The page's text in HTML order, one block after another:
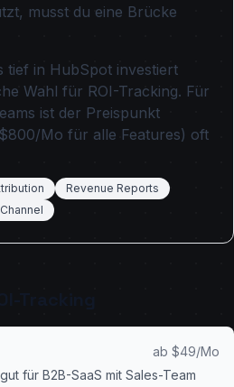
musst du eine Brücke
tief in HubSpot investiert
Wahl für ROI-Tracking. Für
ist der Preispunkt
Mo für alle Features) oft
Revenue Reports
ab $49/Mo
für B2B-SaaS mit Sales-Team